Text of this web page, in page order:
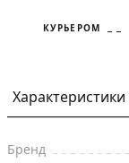
КУРЬЕРОМ
Характеристики
Бренд